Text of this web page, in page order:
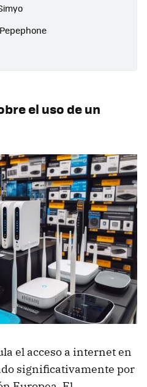
el uso de un
el acceso a internet en
significativamente por